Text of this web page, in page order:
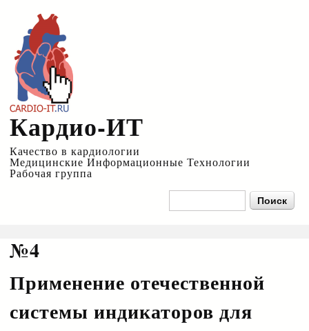
Кардио-ИТ
Качество в кардиологии
Медицинские Информационные Технологии
Рабочая группа
Форма поиска
№4
Применение отечественной
системы индикаторов для